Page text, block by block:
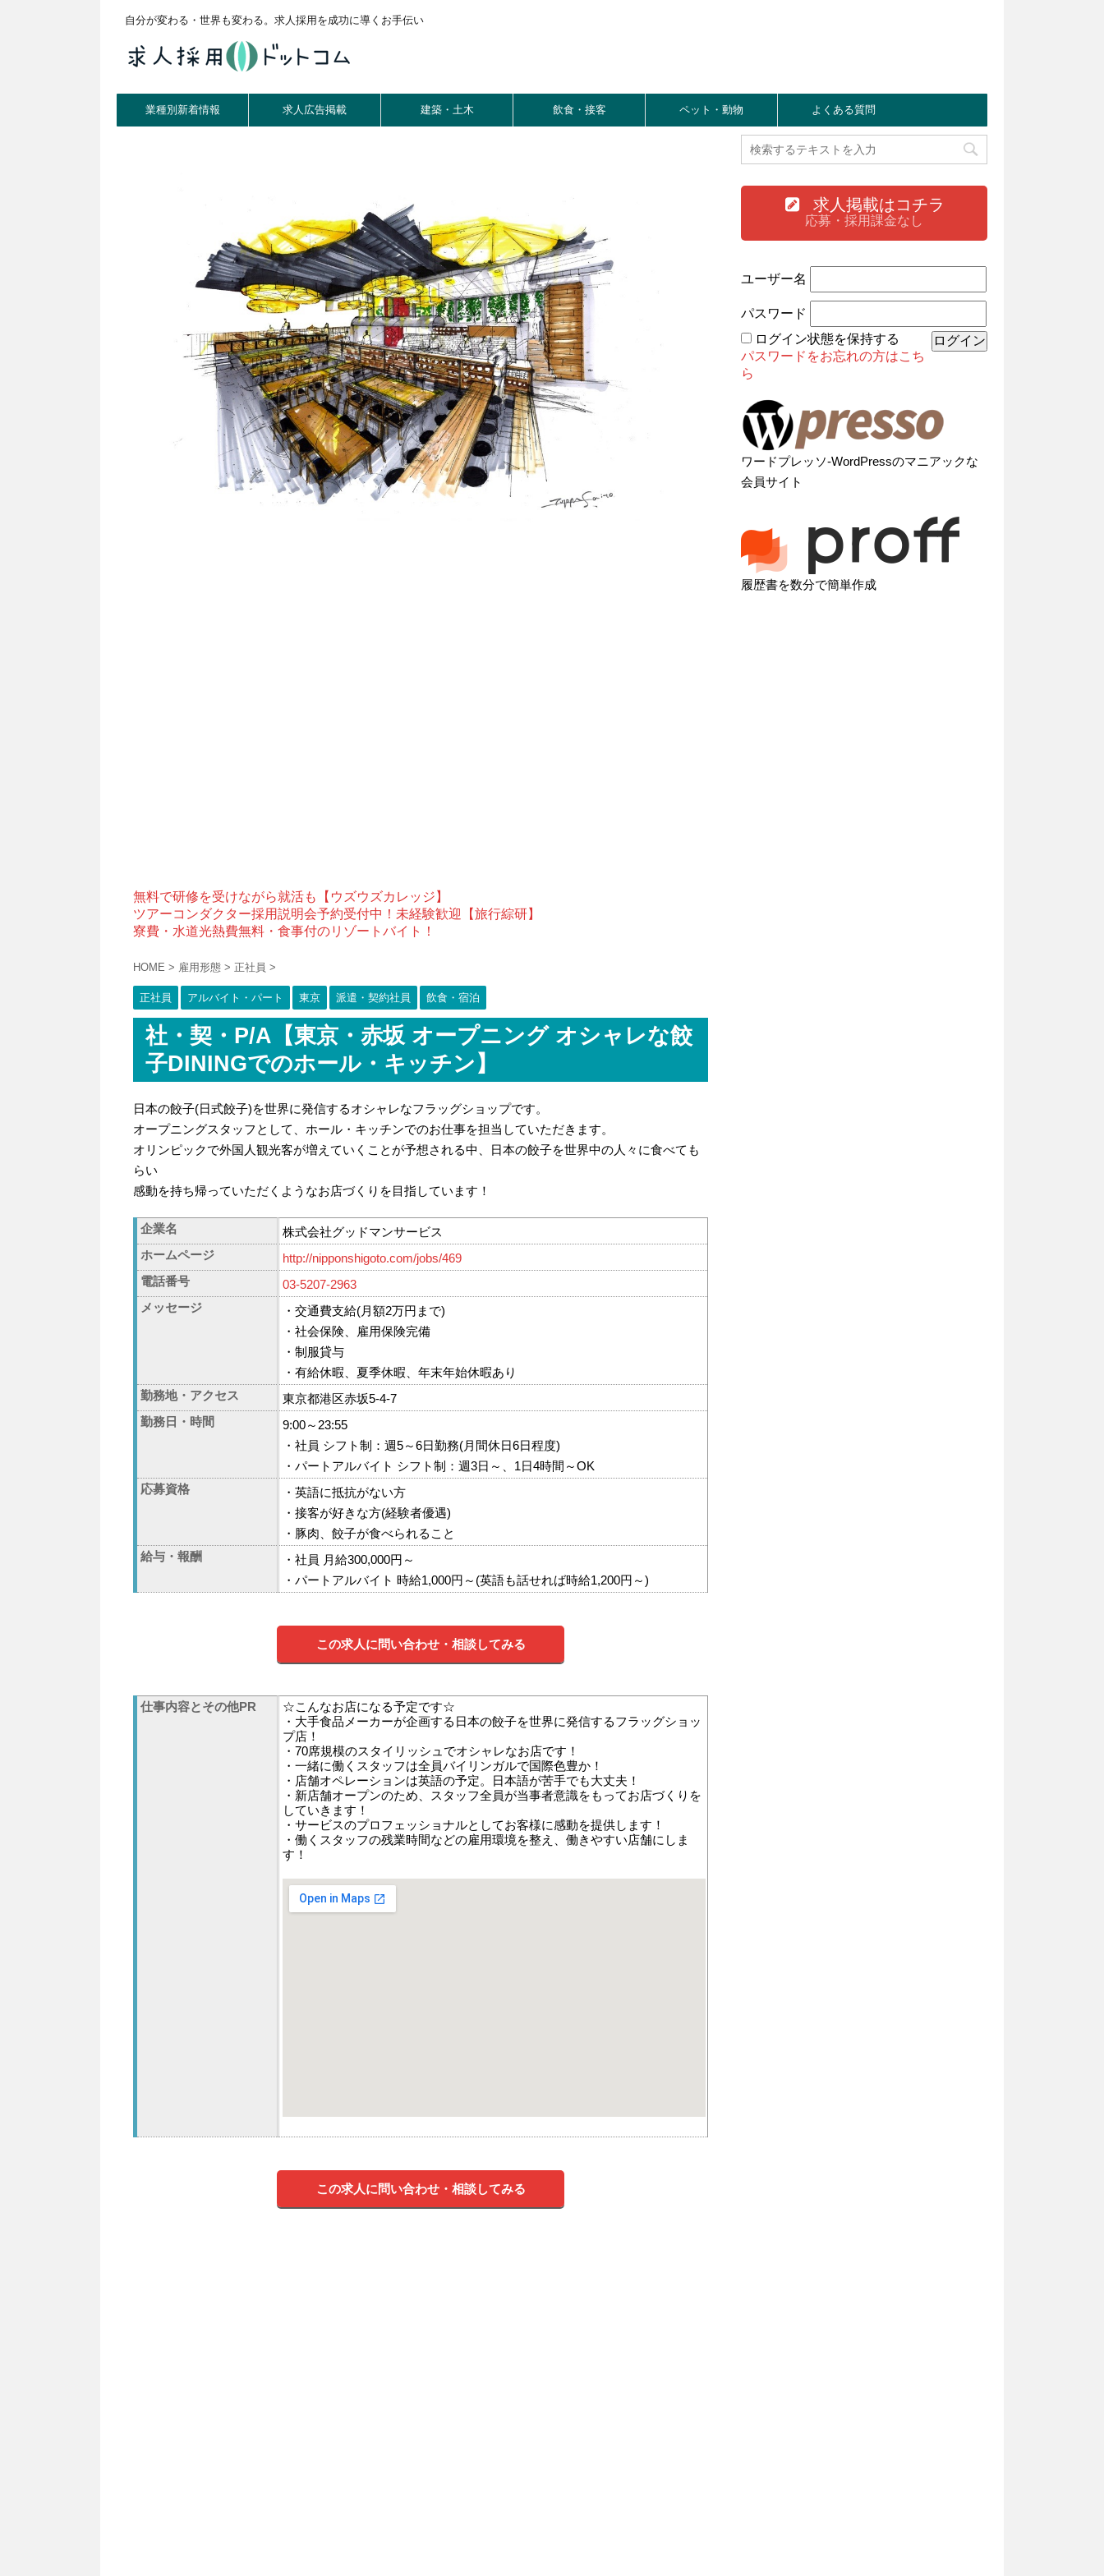
自分が変わる・世界も変わる。求人採用を成功に導くお手伝い
業種別新着情報 求人広告掲載 建築・土木 飲食・接客 ペット・動物 よくある質問
無料で研修を受けながら就活も【ウズウズカレッジ】
ツアーコンダクター採用説明会予約受付中！未経験歓迎【旅行綜研】
寮費・水道光熱費無料・食事付のリゾートバイト！
HOME > 雇用形態 > 正社員 >
正社員 アルバイト・パート 東京 派遣・契約社員 飲食・宿泊
社・契・P/A【東京・赤坂 オープニング オシャレな餃
子DININGでのホール・キッチン】
日本の餃子(日式餃子)を世界に発信するオシャレなフラッグショップです。
オープニングスタッフとして、ホール・キッチンでのお仕事を担当していただきます。
オリンピックで外国人観光客が増えていくことが予想される中、日本の餃子を世界中の人々に食べても
らい
感動を持ち帰っていただくようなお店づくりを目指しています！
企業名
株式会社グッドマンサービス
ホームページ
http://nipponshigoto.com/jobs/469
電話番号
03-5207-2963
メッセージ
・交通費支給(月額2万円まで)
・社会保険、雇用保険完備
・制服貸与
・有給休暇、夏季休暇、年末年始休暇あり
勤務地・アクセス
東京都港区赤坂5-4-7
勤務日・時間
9:00～23:55
・社員 シフト制：週5～6日勤務(月間休日6日程度)
・パートアルバイト シフト制：週3日～、1日4時間～OK
応募資格
・英語に抵抗がない方
・接客が好きな方(経験者優遇)
・豚肉、餃子が食べられること
給与・報酬
・社員 月給300,000円～
・パートアルバイト 時給1,000円～(英語も話せれば時給1,200円～)
この求人に問い合わせ・相談してみる
仕事内容とその他PR
☆こんなお店になる予定です☆
・大手食品メーカーが企画する日本の餃子を世界に発信するフラッグショッ
プ店！
・70席規模のスタイリッシュでオシャレなお店です！
・一緒に働くスタッフは全員バイリンガルで国際色豊か！
・店舗オペレーションは英語の予定。日本語が苦手でも大丈夫！
・新店舗オープンのため、スタッフ全員が当事者意識をもってお店づくりを
していきます！
・サービスのプロフェッショナルとしてお客様に感動を提供します！
・働くスタッフの残業時間などの雇用環境を整え、働きやすい店舗にしま
す！
この求人に問い合わせ・相談してみる
求人掲載はコチラ
応募・採用課金なし
ユーザー名
パスワード
ログイン状態を保持する
パスワードをお忘れの方はこち
ら
ワードプレッソ-WordPressのマニアックな
会員サイト
履歴書を数分で簡単作成